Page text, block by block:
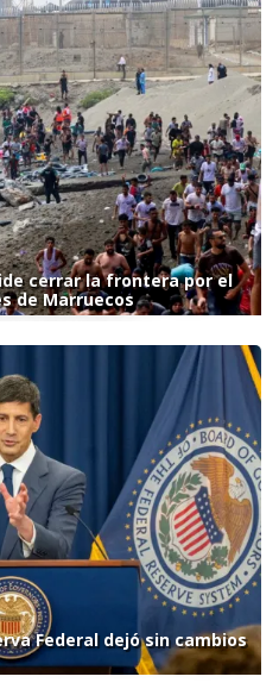
cerrar la frontera por el
de Marruecos
Federal dejó sin cambios